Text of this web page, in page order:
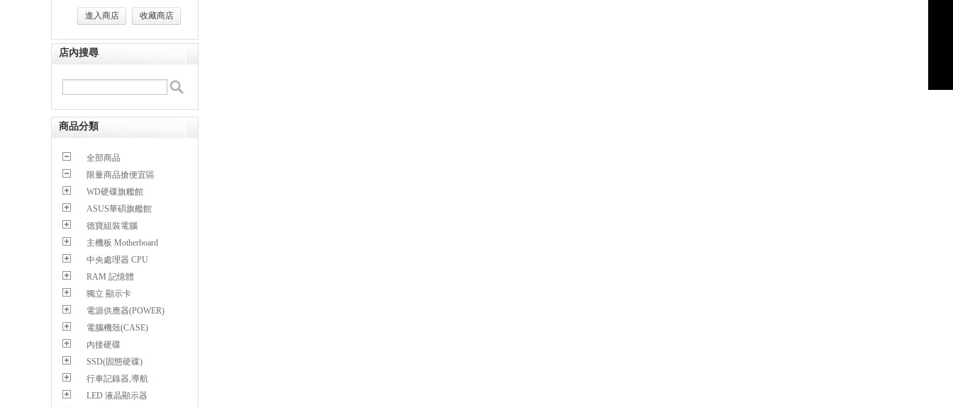
進入商店 收藏商店
店內搜尋
商品分類
全部商品
限量商品搶便宜區
WD硬碟旗艦館
ASUS華碩旗艦館
德寶組裝電腦
主機板 Motherboard
中央處理器 CPU
RAM 記憶體
獨立 顯示卡
電源供應器(POWER)
電腦機殼(CASE)
內接硬碟
SSD(固態硬碟)
行車記錄器,導航
LED 液晶顯示器